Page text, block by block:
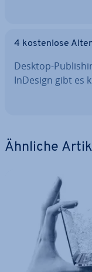
4 kos­ten­lo­se
Desktop-
InDesign gibt es
Ähnliche